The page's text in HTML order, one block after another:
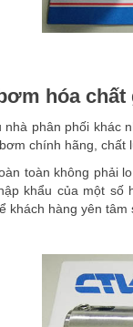
hóa chất
phân phối khác
chính hãng,
toàn không phải
khẩu của một
khách hàng yên tâm